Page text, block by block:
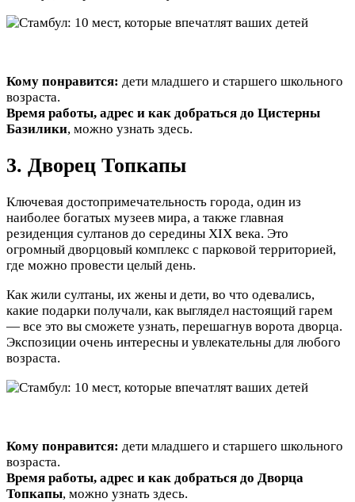
Кому понравится: дети младшего и старшего школьного
возраста.
Время работы, адрес и как добраться до Цистерны
Базилики, можно узнать здесь.
3. Дворец Топкапы
Ключевая достопримечательность города, один из
наиболее богатых музеев мира, а также главная
резиденция султанов до середины XIX века. Это
огромный дворцовый комплекс с парковой территорией,
где можно провести целый день.
Как жили султаны, их жены и дети, во что одевались,
какие подарки получали, как выглядел настоящий гарем
— все это вы сможете узнать, перешагнув ворота дворца.
Экспозиции очень интересны и увлекательны для любого
возраста.
Кому понравится: дети младшего и старшего школьного
возраста.
Время работы, адрес и как добраться до Дворца
Топкапы, можно узнать здесь.